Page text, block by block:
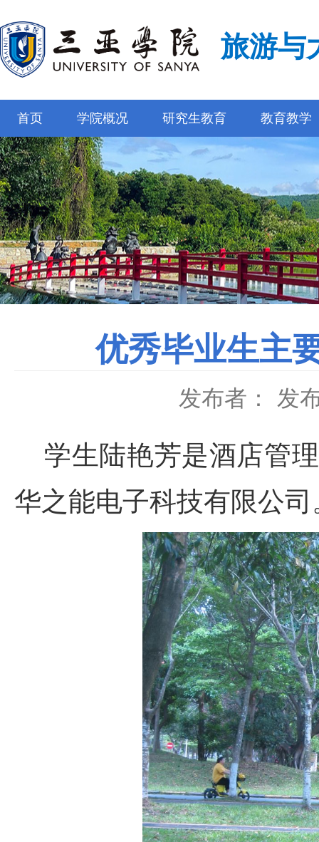
旅游与
首页 学院概况 研究生教育 教育教学
优秀毕业生主
发布者： 发
学生陆艳芳是酒店管理
华之能电子科技有限公司